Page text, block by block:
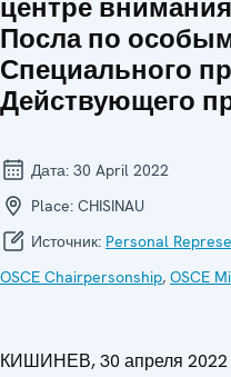
центре
Посла по
Специального
Действующего
Дата: 30 April 2022
Place: CHISINAU
Источник: Personal
OSCE Chairpersonship, OSCE
КИШИНЕВ, 30 апреля 2022